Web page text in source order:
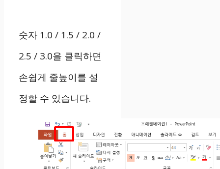
숫자 1.0 / 1.5 / 2.0 /
2.5 / 3.0을 클릭하면
손쉽게 줄높이를 설
정할 수 있습니다.